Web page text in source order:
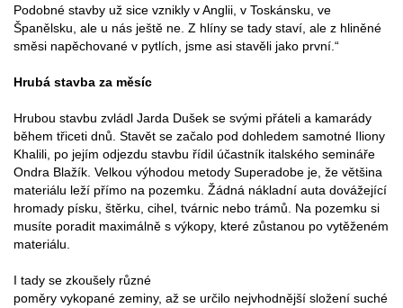
Podobné stavby už sice vznikly v Anglii, v Toskánsku, ve
Španělsku, ale u nás ještě ne. Z hlíny se tady staví, ale z hliněné
směsi napěchované v pytlích, jsme asi stavěli jako první.“
Hrubá stavba za měsíc
Hrubou stavbu zvládl Jarda Dušek se svými přáteli a kamarády
během třiceti dnů. Stavět se začalo pod dohledem samotné Iliony
Khalili, po jejím odjezdu stavbu řídil účastník italského semináře
Ondra Blažík. Velkou výhodou metody Superadobe je, že většina
materiálu leží přímo na pozemku. Žádná nákladní auta dovážející
hromady písku, štěrku, cihel, tvárnic nebo trámů. Na pozemku si
musíte poradit maximálně s výkopy, které zůstanou po vytěženém
materiálu.
I tady se zkoušely různé
poměry vykopané zeminy, až se určilo nejvhodnější složení suché